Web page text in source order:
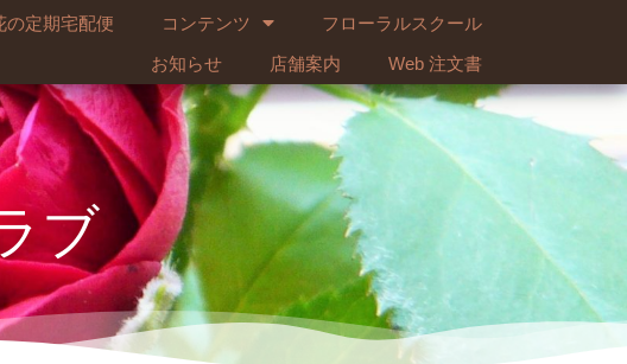
の定期宅配便 コンテンツ
フローラルスクール
お知らせ
店舗案内 Web 注文書
ブ